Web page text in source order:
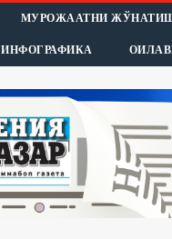
МУРОЖААТНИ
ИНФОГРАФИКА